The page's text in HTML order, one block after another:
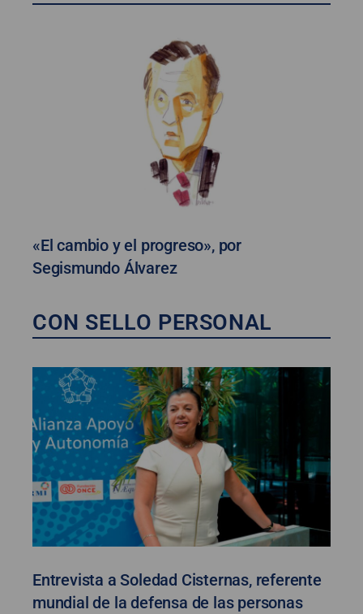
«El cambio y el progreso», por
Segismundo Álvarez
CON SELLO PERSONAL
Entrevista a Soledad Cisternas, referente
mundial de la defensa de las personas